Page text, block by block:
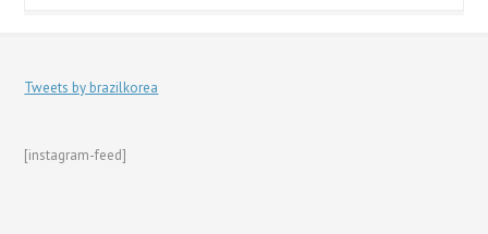
Tweets by brazilkorea
[instagram-feed]